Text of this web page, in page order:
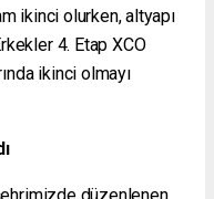
ikinci olurken, altyapı
4. Etap XCO
ikinci olmayı